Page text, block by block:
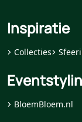
Inspiratie
Collecties
BloemBloem.nl